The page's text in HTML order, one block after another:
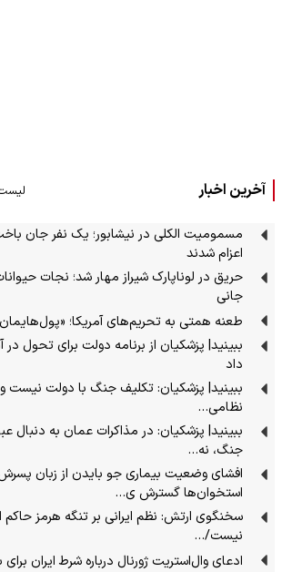
آخرین اخبار
اعزام شدند
حریق در لوناپارک شیراز مهار شد؛ نجات
جانی
طعنه همتی به تحریم‌های آمریکا؛
ببینید| پزشکیان از برنامه دولت برای تحول
داد
ببینید| پزشکیان: تکلیف جنگ با دولت نیست
نظامی…
ببینید| پزشکیان: در مذاکرات عمان به دنبال
جنگ، نه…
افشای وضعیت بیماری جو بایدن از زبان
استخوان‌ها گسترش ی…
سخنگوی ارتش: نظم ایرانی بر تنگه هرمز
نیست/…
ادعای وال‌استریت ژورنال درباره شرط ایران